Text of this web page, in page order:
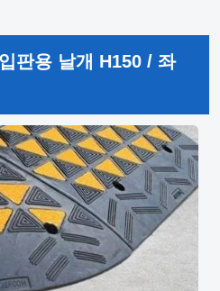
판용 날개 H150 / 좌